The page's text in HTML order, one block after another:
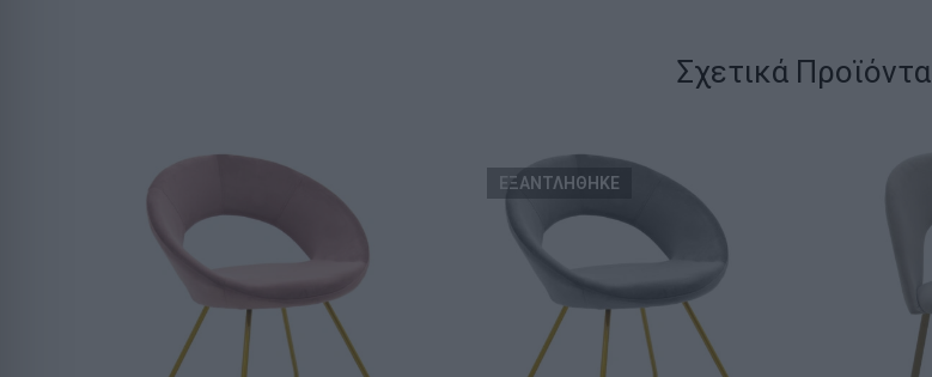
Σχετικά Προϊόντα
ΕΞΑΝΤΛΗΘΗΚΕ